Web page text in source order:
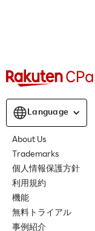
Language
About Us
Trademarks
個人情報保護方針
利用規約
機能
無料トライアル
事例紹介